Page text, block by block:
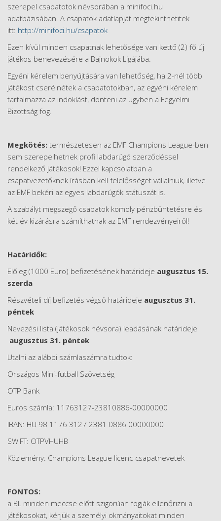
szerepel csapatotok névsorában a minifoci.hu
adatbázisában. A csapatok adatlapját megtekinthetitek
itt: http://minifoci.hu/csapatok
Ezen kívül minden csapatnak lehetősége van kettő (2) fő új
játékos benevezésére a Bajnokok Ligájába.
Egyéni kérelem benyújtására van lehetőség, ha 2-nél több
játékost cserélnétek a csapatotokban, az egyéni kérelem
tartalmazza az indoklást, dönteni az ügyben a Fegyelmi
Bizottság fog.
Megkötés: természetesen az EMF Champions League-ben
sem szerepelhetnek profi labdarúgó szerződéssel
rendelkező játékosok! Ezzel kapcsolatban a
csapatvezetőknek írásban kell felelősséget vállalniuk, illetve
az EMF bekéri az egyes labdarúgók státuszát is.
A szabályt megszegő csapatok komoly pénzbüntetésre és
két év kizárásra számíthatnak az EMF rendezvényeiről!
Határidők:
Előleg (1000 Euro) befizetésének határideje augusztus 15.
szerda
Részvételi díj befizetés végső határideje augusztus 31.
péntek
Nevezési lista (játékosok névsora) leadásának határideje
augusztus 31. péntek
Utalni az alábbi számlaszámra tudtok:
Országos Mini-futball Szövetség
OTP Bank
Euros számla: 11763127-23810886-00000000
IBAN: HU 98 1176 3127 2381 0886 00000000
SWIFT: OTPVHUHB
Közlemény: Champions League licenc-csapatnevetek
FONTOS:
a BL minden meccse előtt szigorúan fogják ellenőrizni a
játékosokat, kérjük a személyi okmányaitokat minden